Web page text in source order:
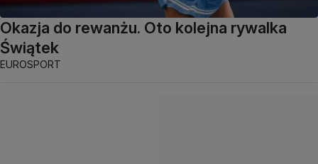
Okazja do rewanżu. Oto kolejna rywalka
Świątek
EUROSPORT